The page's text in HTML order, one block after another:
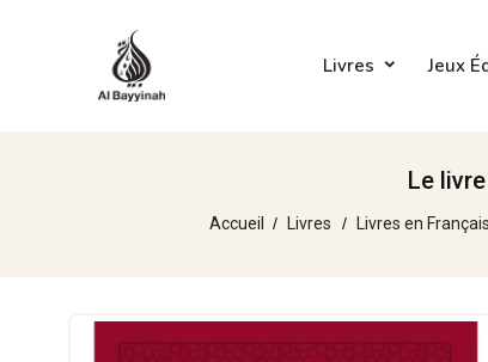
Livres Jeux
Le
Accueil Livres Livres en Français